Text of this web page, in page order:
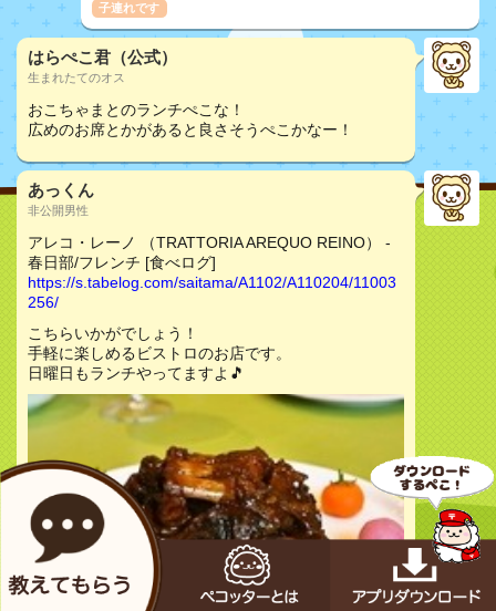
子連れです
はらぺこ君（公式）
生まれたてのオス
おこちゃまとのランチぺこな！
広めのお席とかがあると良さそうぺこかなー！
あっくん
非公開男性
アレコ・レーノ （TRATTORIA AREQUO REINO） -
春日部/フレンチ [食べログ]
https://s.tabelog.com/saitama/A1102/A110204/11003
256/
こちらいかがでしょう！
手軽に楽しめるビストロのお店です。
日曜日もランチやってますよ🎵